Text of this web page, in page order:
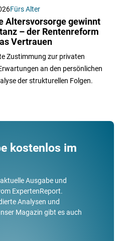
Fürs Alter
Altersvorsorge gewinnt
– der Rentenreform
Vertrauen
Zustimmung zur privaten
an den persönlichen
der strukturellen Folgen.
kostenlos im
Ausgabe und
ExpertenReport.
Analysen und
Magazin gibt es auch